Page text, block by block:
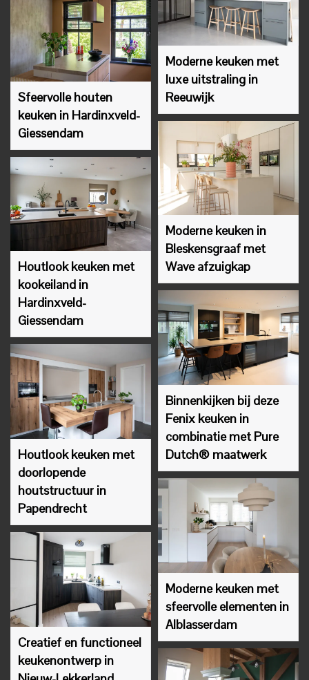
Moderne keuken met
luxe uitstraling in
Reeuwijk
Sfeervolle houten
keuken in Hardinxveld-
Giessendam
Moderne keuken in
Bleskensgraaf met
Wave afzuigkap
Houtlook keuken met
kookeiland in
Hardinxveld-
Giessendam
Binnenkijken bij deze
Fenix keuken in
combinatie met Pure
Dutch® maatwerk
Houtlook keuken met
doorlopende
houtstructuur in
Papendrecht
Moderne keuken met
sfeervolle elementen in
Alblasserdam
Creatief en functioneel
keukenontwerp in